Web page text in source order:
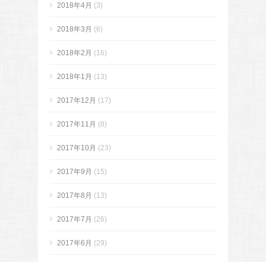
2018年4月 (3)
2018年3月 (6)
2018年2月 (16)
2018年1月 (13)
2017年12月 (17)
2017年11月 (8)
2017年10月 (23)
2017年9月 (15)
2017年8月 (13)
2017年7月 (26)
2017年6月 (29)